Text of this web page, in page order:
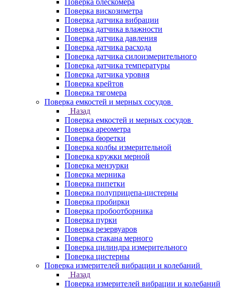
Поверка блескомера
Поверка вискозиметра
Поверка датчика вибрации
Поверка датчика влажности
Поверка датчика давления
Поверка датчика расхода
Поверка датчика силоизмерительного
Поверка датчика температуры
Поверка датчика уровня
Поверка крейтов
Поверка тягомера
Поверка емкостей и мерных сосудов
Назад
Поверка емкостей и мерных сосудов
Поверка ареометра
Поверка бюретки
Поверка колбы измерительной
Поверка кружки мерной
Поверка мензурки
Поверка мерника
Поверка пипетки
Поверка полуприцепа-цистерны
Поверка пробирки
Поверка пробоотборника
Поверка пурки
Поверка резервуаров
Поверка стакана мерного
Поверка цилиндра измерительного
Поверка цистерны
Поверка измерителей вибрации и колебаний
Назад
Поверка измерителей вибрации и колебаний